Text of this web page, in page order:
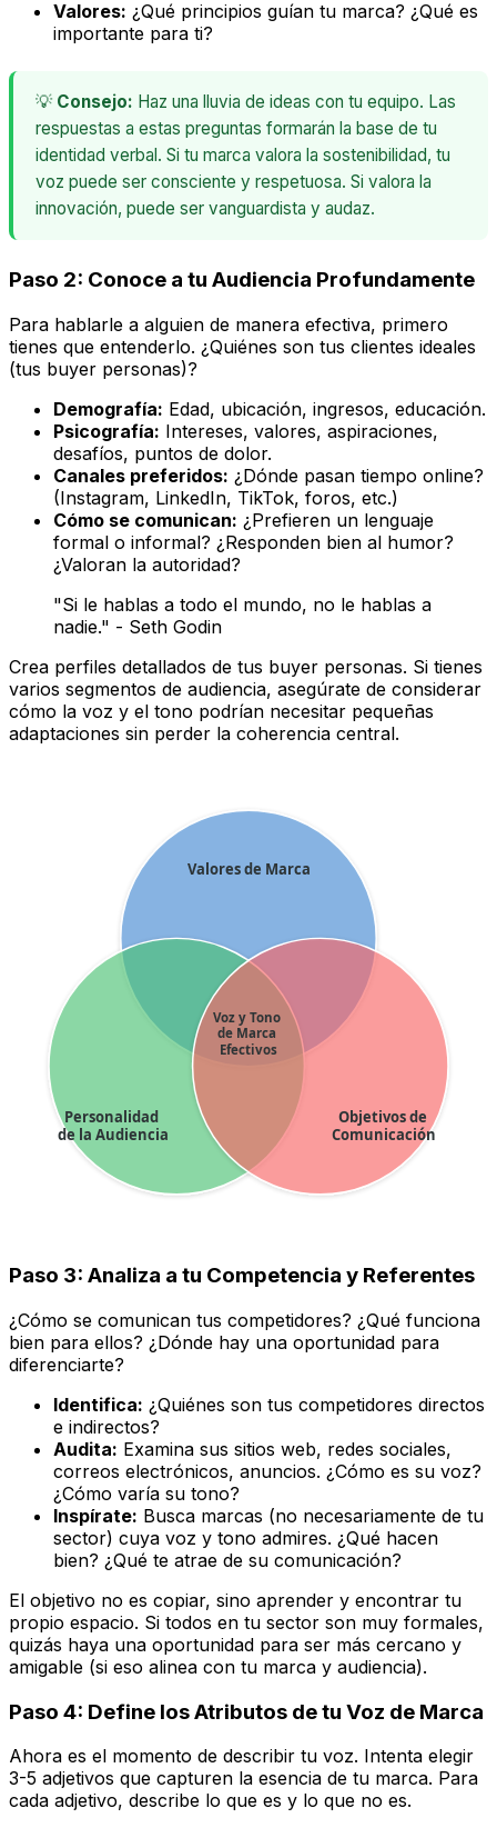
Valores: ¿Qué principios guían tu marca? ¿Qué es
importante para ti?
💡 Consejo: Haz una lluvia de ideas con tu equipo. Las
respuestas a estas preguntas formarán la base de tu
identidad verbal. Si tu marca valora la sostenibilidad, tu
voz puede ser consciente y respetuosa. Si valora la
innovación, puede ser vanguardista y audaz.
Paso 2: Conoce a tu Audiencia Profundamente
Para hablarle a alguien de manera efectiva, primero
tienes que entenderlo. ¿Quiénes son tus clientes ideales
(tus buyer personas)?
Demografía: Edad, ubicación, ingresos, educación.
Psicografía: Intereses, valores, aspiraciones,
desafíos, puntos de dolor.
Canales preferidos: ¿Dónde pasan tiempo online?
(Instagram, LinkedIn, TikTok, foros, etc.)
Cómo se comunican: ¿Prefieren un lenguaje
formal o informal? ¿Responden bien al humor?
¿Valoran la autoridad?
"Si le hablas a todo el mundo, no le hablas a
nadie." - Seth Godin
Crea perfiles detallados de tus buyer personas. Si tienes
varios segmentos de audiencia, asegúrate de considerar
cómo la voz y el tono podrían necesitar pequeñas
adaptaciones sin perder la coherencia central.
Valores de Marca
Personalidad
de la Audiencia
Objetivos de
Comunicación
Voz y Tono
de Marca
Efectivos
Paso 3: Analiza a tu Competencia y Referentes
¿Cómo se comunican tus competidores? ¿Qué funciona
bien para ellos? ¿Dónde hay una oportunidad para
diferenciarte?
Identifica: ¿Quiénes son tus competidores directos
e indirectos?
Audita: Examina sus sitios web, redes sociales,
correos electrónicos, anuncios. ¿Cómo es su voz?
¿Cómo varía su tono?
Inspírate: Busca marcas (no necesariamente de tu
sector) cuya voz y tono admires. ¿Qué hacen
bien? ¿Qué te atrae de su comunicación?
El objetivo no es copiar, sino aprender y encontrar tu
propio espacio. Si todos en tu sector son muy formales,
quizás haya una oportunidad para ser más cercano y
amigable (si eso alinea con tu marca y audiencia).
Paso 4: Define los Atributos de tu Voz de Marca
Ahora es el momento de describir tu voz. Intenta elegir
3-5 adjetivos que capturen la esencia de tu marca. Para
cada adjetivo, describe lo que es y lo que no es.